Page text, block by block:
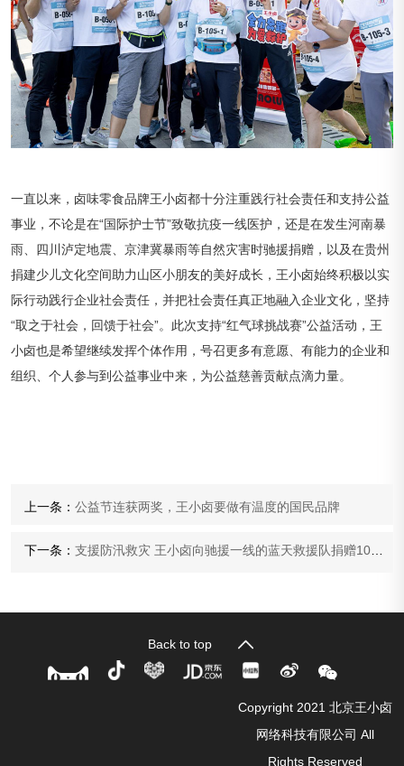
一直以来，卤味零食品牌王小卤都十分注重践行社会责任和支持公益
事业，不论是在“国际护士节”致敬抗疫一线医护，还是在发生河南暴
雨、四川泸定地震、京津冀暴雨等自然灾害时驰援捐赠，以及在贵州
捐建少儿文化空间助力山区小朋友的美好成长，王小卤始终积极以实
际行动践行企业社会责任，并把社会责任真正地融入企业文化，坚持
“取之于社会，回馈于社会”。此次支持“红气球挑战赛”公益活动，王
小卤也是希望继续发挥个体作用，号召更多有意愿、有能力的企业和
组织、个人参与到公益事业中来，为公益慈善贡献点滴力量。
上一条： 公益节连获两奖，王小卤要做有温度的国民品牌
下一条： 支援防汛救灾 王小卤向驰援一线的蓝天救援队捐赠100箱物资
Back to top
Copyright 2021 北京王小卤
网络科技有限公司 All
Rights Reserved